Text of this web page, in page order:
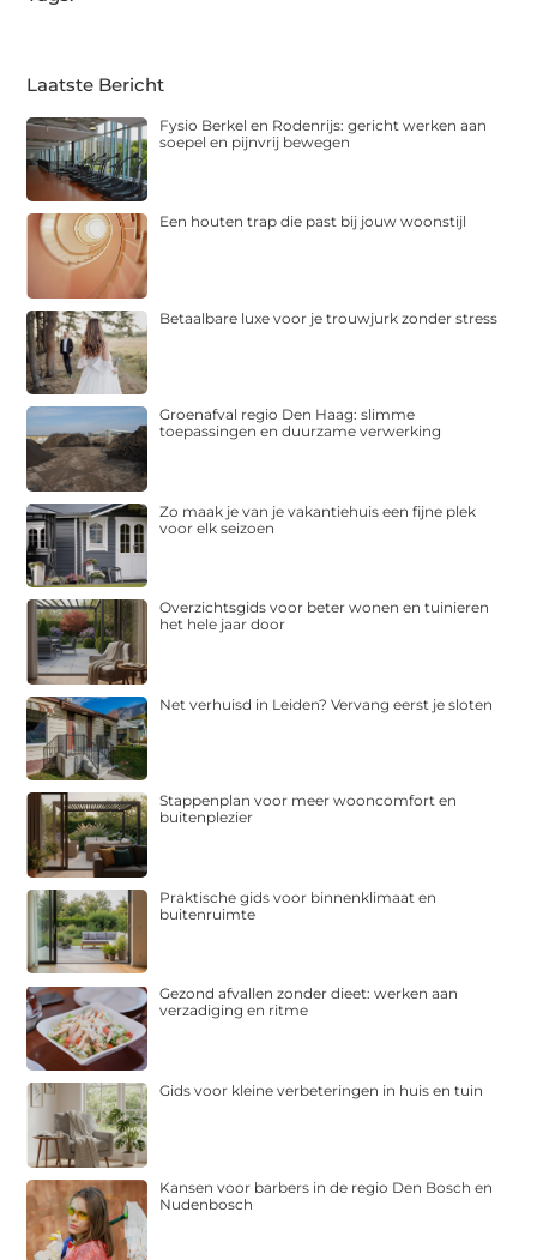
Laatste Bericht
Fysio Berkel en Rodenrijs: gericht werken aan
soepel en pijnvrij bewegen
Een houten trap die past bij jouw woonstijl
Betaalbare luxe voor je trouwjurk zonder stress
Groenafval regio Den Haag: slimme
toepassingen en duurzame verwerking
Zo maak je van je vakantiehuis een fijne plek
voor elk seizoen
Overzichtsgids voor beter wonen en tuinieren
het hele jaar door
Net verhuisd in Leiden? Vervang eerst je sloten
Stappenplan voor meer wooncomfort en
buitenplezier
Praktische gids voor binnenklimaat en
buitenruimte
Gezond afvallen zonder dieet: werken aan
verzadiging en ritme
Gids voor kleine verbeteringen in huis en tuin
Kansen voor barbers in de regio Den Bosch en
Nudenbosch